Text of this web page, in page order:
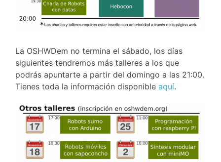
La OSHWDem no termina el sábado, los días
siguientes tendremos más talleres a los que
podrás apuntarte a partir del domingo a las 21:00.
Tienes toda la información disponibleaquí.